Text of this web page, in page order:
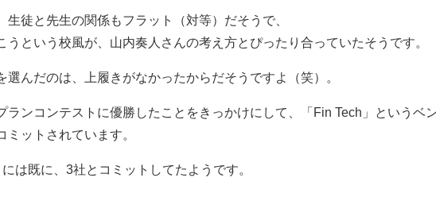
徒と先生の関係もフラット（対等）だそうで、
うという校風が、山内奏人さんの考え方とぴったり合っていたそうです。
選んだのは、上履きがなかったからだそうですよ（笑）。
ランコンテストに優勝したことをきっかけにして、「Fin Tech」というベ
ットされています。
は既に、3社とコミットしてたようです。